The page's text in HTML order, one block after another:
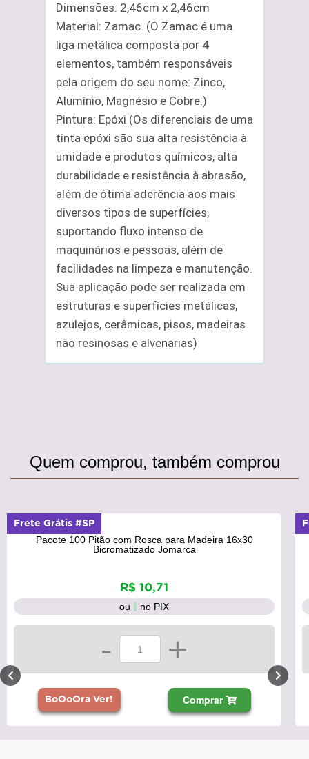
Dimensões: 2,46cm x 2,46cm
Material: Zamac. (O Zamac é uma
liga metálica composta por 4
elementos, também responsáveis
pela origem do seu nome: Zinco,
Alumínio, Magnésio e Cobre.)
Pintura: Epóxi (Os diferenciais de uma
tinta epóxi são sua alta resistência à
umidade e produtos químicos, alta
durabilidade e resistência à abrasão,
além de ótima aderência aos mais
diversos tipos de superfícies,
suportando fluxo intenso de
maquinários e pessoas, além de
facilidades na limpeza e manutenção.
Sua aplicação pode ser realizada em
estruturas e superfícies metálicas,
azulejos, cerâmicas, pisos, madeiras
não resinosas e alvenarias)
Quem comprou, também comprou
Pacote 100 Pitão com Rosca para Madeira 16x30
Bicromatizado Jomarca
R$ 10,71
ou no PIX
- +
BoOoOra Ver! Comprar
Frete Grátis #SP